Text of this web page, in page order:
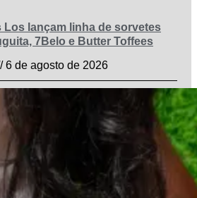
Los lançam linha de sorvetes
7Belo e Butter Toffees
6 de agosto de 2026